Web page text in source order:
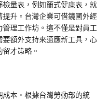
量表，例如簡式健康表，就
升。台灣企業可借鏡國外經
理工作坊。這不僅是對員工
額外支持來適應新工具，心
才策略。
本。根據台灣勞動部的統